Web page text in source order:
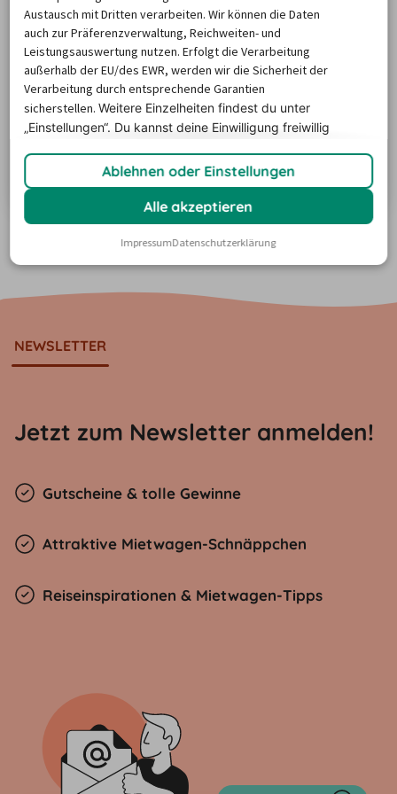
Sizilien-Roadtrip: 3 Routen für deine
Autoreise
Sizilien ist der Alleskönner unter den italienischen
normannische Kirchen sowie Vulkane und Strände
stehen auf dem Programm. Aber wo ist es am
schönsten auf Sizilien? Und wie viel Zeit braucht man
eigentlich, um einmal die Insel zu umfahren? Wir haben
für Sie drei Sizilien-Roadtrips über die Insel
zusammengestellt, die von ein bis zwei Wochen…
Zum Artikel
NEWSLETTER
Jetzt zum Newsletter anmelden!
Gutscheine & tolle Gewinne
Attraktive Mietwagen-Schnäppchen
Reiseinspirationen & Mietwagen-Tipps
Austausch mit Dritten verarbeiten. Wir können die Daten
auch zur Präferenzverwaltung, Reichweiten- und
Leistungsauswertung nutzen. Erfolgt die Verarbeitung
außerhalb der EU/des EWR, werden wir die Sicherheit der
Verarbeitung durch entsprechende Garantien
sicherstellen.Weitere Einzelheiten findest du unter
„Einstellungen“. Du kannst deine Einwilligung freiwillig
Ablehnen oder Einstellungen
Alle akzeptieren
ImpressumDatenschutzerklärung